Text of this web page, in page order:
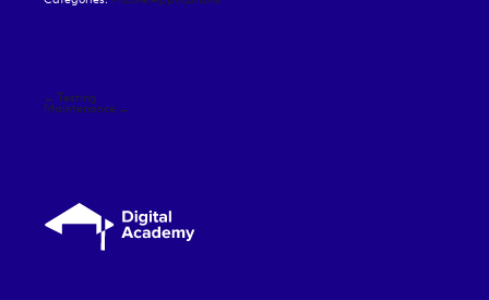
Πλοήγηση
άρθρων
←
Testing
Maintenance →